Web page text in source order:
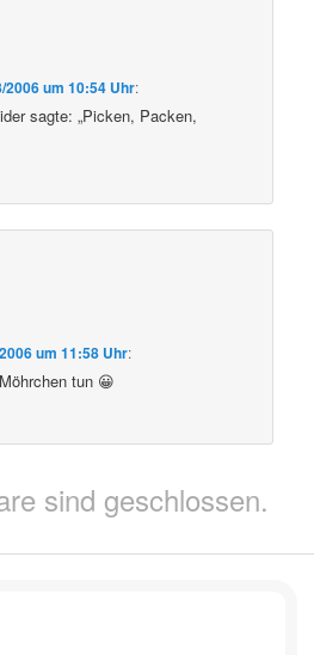
2006 um 10:54 Uhr:
sagte: „Picken, Packen,
um 11:58 Uhr:
tun 😀
sind geschlossen.